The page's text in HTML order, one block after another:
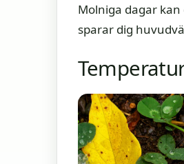
Molniga dagar
sparar dig